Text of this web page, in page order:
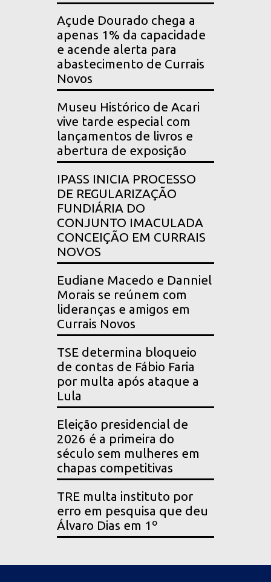
Açude Dourado chega a
apenas 1% da capacidade
e acende alerta para
abastecimento de Currais
Novos
Museu Histórico de Acari
vive tarde especial com
lançamentos de livros e
abertura de exposição
IPASS INICIA PROCESSO
DE REGULARIZAÇÃO
FUNDIÁRIA DO
CONJUNTO IMACULADA
CONCEIÇÃO EM CURRAIS
NOVOS
Eudiane Macedo e Danniel
Morais se reúnem com
lideranças e amigos em
Currais Novos
TSE determina bloqueio
de contas de Fábio Faria
por multa após ataque a
Lula
Eleição presidencial de
2026 é a primeira do
século sem mulheres em
chapas competitivas
TRE multa instituto por
erro em pesquisa que deu
Álvaro Dias em 1º